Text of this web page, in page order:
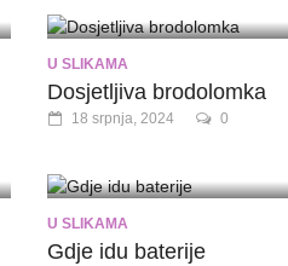
U SLIKAMA
Dosjetljiva brodolomka
18 srpnja, 2024 0
U SLIKAMA
Gdje idu baterije